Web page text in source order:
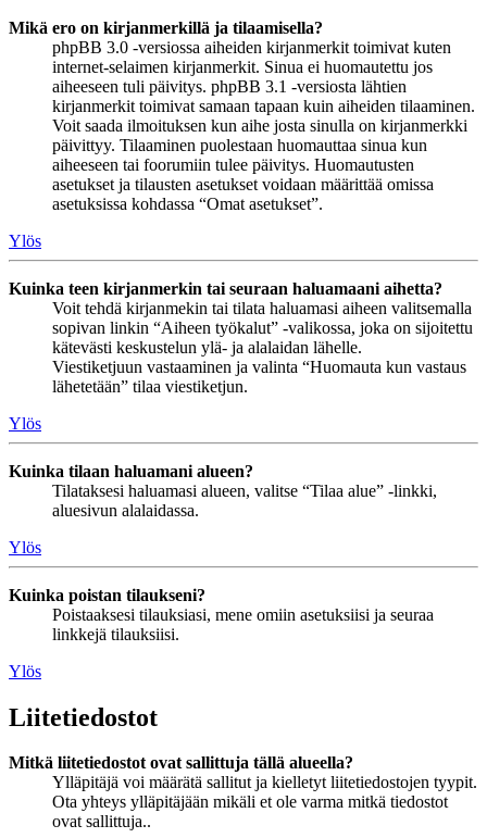
Mikä ero on kirjanmerkillä ja tilaamisella?
phpBB 3.0 -versiossa aiheiden kirjanmerkit toimivat kuten
internet-selaimen kirjanmerkit. Sinua ei huomautettu jos
aiheeseen tuli päivitys. phpBB 3.1 -versiosta lähtien
kirjanmerkit toimivat samaan tapaan kuin aiheiden tilaaminen.
Voit saada ilmoituksen kun aihe josta sinulla on kirjanmerkki
päivittyy. Tilaaminen puolestaan huomauttaa sinua kun
aiheeseen tai foorumiin tulee päivitys. Huomautusten
asetukset ja tilausten asetukset voidaan määrittää omissa
asetuksissa kohdassa “Omat asetukset”.
Ylös
Kuinka teen kirjanmerkin tai seuraan haluamaani aihetta?
Voit tehdä kirjanmekin tai tilata haluamasi aiheen valitsemalla
sopivan linkin “Aiheen työkalut” -valikossa, joka on sijoitettu
kätevästi keskustelun ylä- ja alalaidan lähelle.
Viestiketjuun vastaaminen ja valinta “Huomauta kun vastaus
lähetetään” tilaa viestiketjun.
Ylös
Kuinka tilaan haluamani alueen?
Tilataksesi haluamasi alueen, valitse “Tilaa alue” -linkki,
aluesivun alalaidassa.
Ylös
Kuinka poistan tilaukseni?
Poistaaksesi tilauksiasi, mene omiin asetuksiisi ja seuraa
linkkejä tilauksiisi.
Ylös
Liitetiedostot
Mitkä liitetiedostot ovat sallittuja tällä alueella?
Ylläpitäjä voi määrätä sallitut ja kielletyt liitetiedostojen tyypit.
Ota yhteys ylläpitäjään mikäli et ole varma mitkä tiedostot
ovat sallittuja..